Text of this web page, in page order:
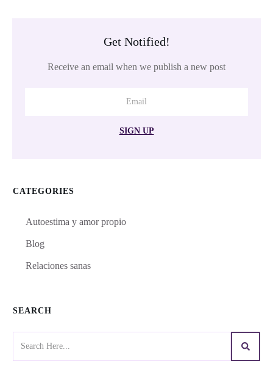
Get Notified!
Receive an email when we publish a new post
SIGN UP
CATEGORIES
Autoestima y amor propio
Blog
Relaciones sanas
SEARCH